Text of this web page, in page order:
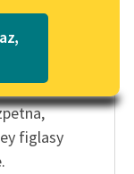
w formacie PDF
stara
figlasy